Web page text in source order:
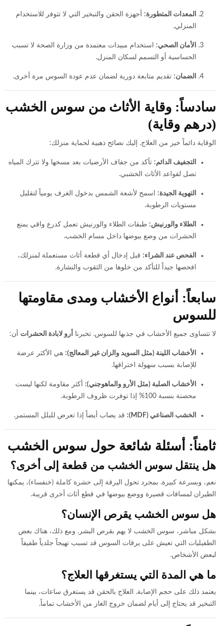
المعدات المتطورة: أجهزة الحقن والتبخير التي لا تتوفر للاستخدام
المنزلي.
الأمان الصحي: استخدام مبيدات معتمدة من وزارة الصحة لا تسبب
الحساسية أو التسمم لسكان المنزل.
الضمان: تقديم متابعة دورية لضمان عدم عودة السوس مرة أخرى.
سادساً: وقاية الأثاث من سوس الخشب
(درهم وقاية)
الوقاية دائماً خير من العلاج. إليك نصائح ذهبية لحماية منزلك:
التجفيف الدائم: تأكد من جفاف الأرضيات بعد مسحها ولا تترك المياه
تصل لقواعد الأثاث الخشبي.
التهوية الجيدة: اسمح لأشعة الشمس بدخول الغرف يومياً لتقليل
مستويات الرطوبة.
الطلاء والورنيش: طبقات الطلاء والورنيش تعمل كدرع واقي يمنع
الحشرات من وضع بيوضها داخل مسام الخشب.
الفحص عند الشراء: قبل إدخال أي قطعة أثاث مستعملة لمنزلك،
افحصها جيداً للتأكد من خلوها من الثقوب والنشارة.
سابعاً: أنواع الأخشاب ومدى مقاومتها
للسوس
لا تتساوى جميع الأخشاب في جذبها للسوس. تخبرنا أرو لابادة الحشرات أن:
الأخشاب اللينة (مثل السويد والزان غير المعالج): هي الأكثر عرضة
للإصابة بسبب سهولة اختراقها.
الأخشاب الصلبة (مثل الأرو والماهوجني): أكثر مقاومة لكنها ليست
محصنة بنسبة 100% إذا توفرت ظروف الرطوبة.
الخشب الصناعي (MDF): قد يصاب أيضاً إذا تعرض للبلل المستمر.
ثامناً: أسئلة شائعة حول سوس الخشب
هل ينتقل سوس الخشب من قطعة إلى أخرى؟
نعم، وبسرعة كبيرة. بمجرد تحول اليرقة إلى حشرة كاملة (خنفساء)، يمكنها
الطيران لمسافات قصيرة ووضع بيوضها في قطع أثاث أخرى قريبة.
هل سوس الخشب يقرص الإنسان؟
بشكل مباشر، سوس الخشب لا يهم بقرص البشر. ومع ذلك، هناك بعض
الطفيليات التي تعيش على يرقات السوس قد تسبب تهيجاً جلدياً طفيفاً
لبعض الأشخاص.
ما هي المدة التي يستغرقها العلاج؟
يعتمد ذلك على حجم الإصابة. العلاج بالحقن قد يستغرق ساعات، بينما
التبخير قد يحتاج إلى أيام لضمان خروج الغاز من الأخشاب تماماً.